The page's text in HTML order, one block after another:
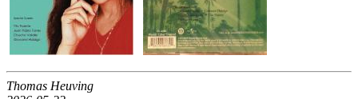
Thomas Heuving